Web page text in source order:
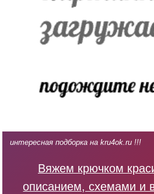
интересная подборка на kru4ok.ru !!!
Вяжем крючком
описанием, схемами и